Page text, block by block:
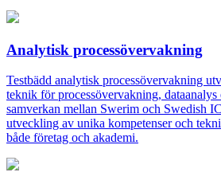
Analytisk processövervakning
Testbädd analytisk processövervakning
teknik för processövervakning,
samverkan mellan Swerim och Swedish
utveckling av unika kompetenser och
både företag och akademi.